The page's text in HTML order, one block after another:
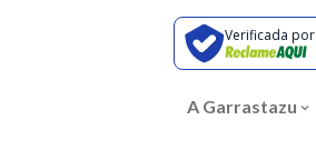
Verificada por
A Garrastazu